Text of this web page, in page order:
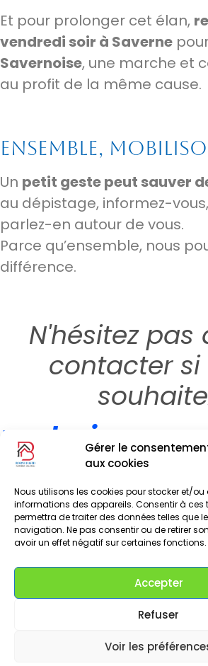
Gérer le
aux cookies
Nous utilisons les cookies pour stocker et/
informations des appareils. Consentir à ces
permettra de traiter des données telles que
navigation. Ne pas consentir ou de retirer
avoir un effet négatif sur certaines fonctions.
Accepter
Refuser
Voir les
Et pour prolonger cet élan,
vendredi soir à Saverne
Savernoise, une marche et
au profit de la même cause.
Ensemble,
Un petit geste peut sauver
au dépistage, informez-
parlez-en autour de vous.
Parce qu’ensemble, nous
différence.
N'hésitez pas
contacter si
un devis
prendre un